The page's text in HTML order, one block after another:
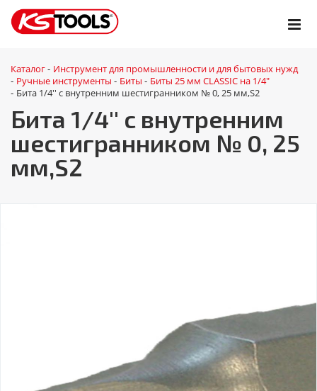
Каталог - Инструмент для промышленности и для бытовых нужд
- Ручные инструменты - Биты - Биты 25 мм CLASSIC на 1/4"
- Бита 1/4'' с внутренним шестигранником № 0, 25 мм,S2
Бита 1/4'' с внутренним
шестигранником № 0, 25
мм,S2